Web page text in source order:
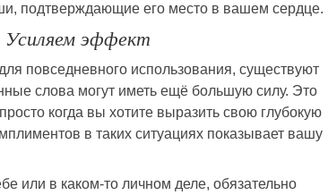
подтверждающие его место в вашем сердце.
эффект
повседневного использования, существуют
слова могут иметь ещё большую силу. Это
когда вы хотите выразить свою глубокую
в таких ситуациях показывает вашу
или в каком-то личном деле, обязательно